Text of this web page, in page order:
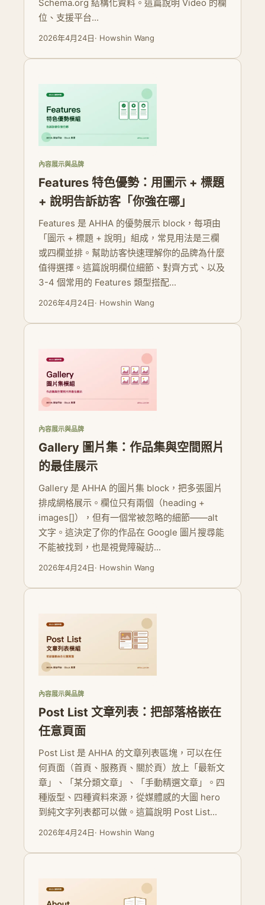
Schema.org 結構化資料。這篇說明 Video 的欄
位、支援平台...
2026年4月24日· Howshin Wang
內容展示與品牌
Features 特色優勢：用圖示 + 標題
+ 說明告訴訪客「你強在哪」
Features 是 AHHA 的優勢展示 block，每項由
「圖示 + 標題 + 說明」組成，常見用法是三欄
或四欄並排。幫助訪客快速理解你的品牌為什麼
值得選擇。這篇說明欄位細節、對齊方式、以及
3-4 個常用的 Features 類型搭配...
2026年4月24日· Howshin Wang
內容展示與品牌
Gallery 圖片集：作品集與空間照片
的最佳展示
Gallery 是 AHHA 的圖片集 block，把多張圖片
排成網格展示。欄位只有兩個（heading +
images[]），但有一個常被忽略的細節——alt
文字。這決定了你的作品在 Google 圖片搜尋能
不能被找到，也是視覺障礙訪...
2026年4月24日· Howshin Wang
內容展示與品牌
Post List 文章列表：把部落格嵌在
任意頁面
Post List 是 AHHA 的文章列表區塊，可以在任
何頁面（首頁、服務頁、關於頁）放上「最新文
章」、「某分類文章」、「手動精選文章」。四
種版型、四種資料來源，從媒體感的大圖 hero
到純文字列表都可以做。這篇說明 Post List...
2026年4月24日· Howshin Wang